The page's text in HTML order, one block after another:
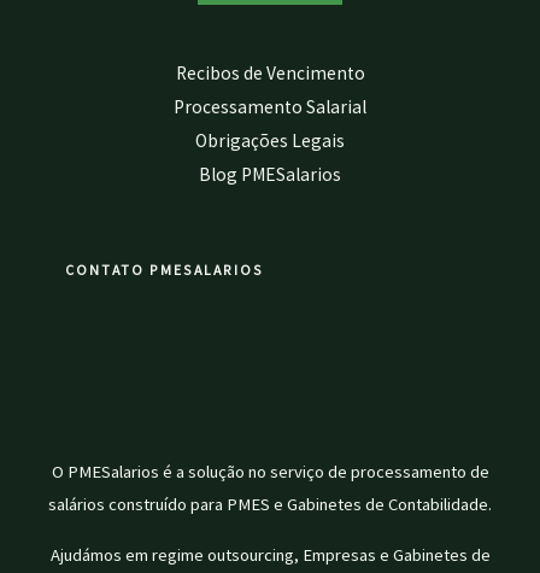
Recibos de Vencimento
Processamento Salarial
Obrigações Legais
Blog PMESalarios
CONTATO PMESALARIOS
O PMESalarios é a solução no serviço de processamento de
salários construído para PMES e Gabinetes de Contabilidade.
Ajudámos em regime outsourcing, Empresas e Gabinetes de